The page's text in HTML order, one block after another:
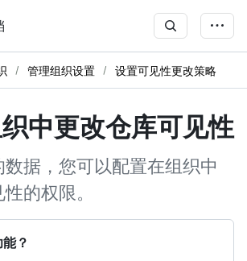
管理组织设置 设置可见性更改策略
中更改仓库可见性
据，您可以配置在组织中
的权限。
？